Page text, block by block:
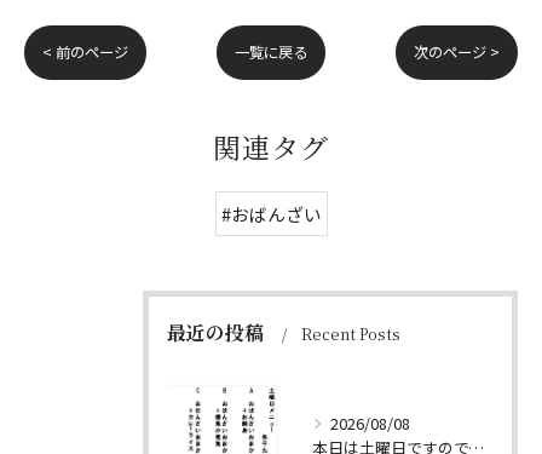
< 前のページ 一覧に戻る 次のページ >
関連タグ
#おばんざい
最近の投稿 Recent Posts
2026/08/08
本日は土曜日ですので、たくさん食べていってちょーよ‼️